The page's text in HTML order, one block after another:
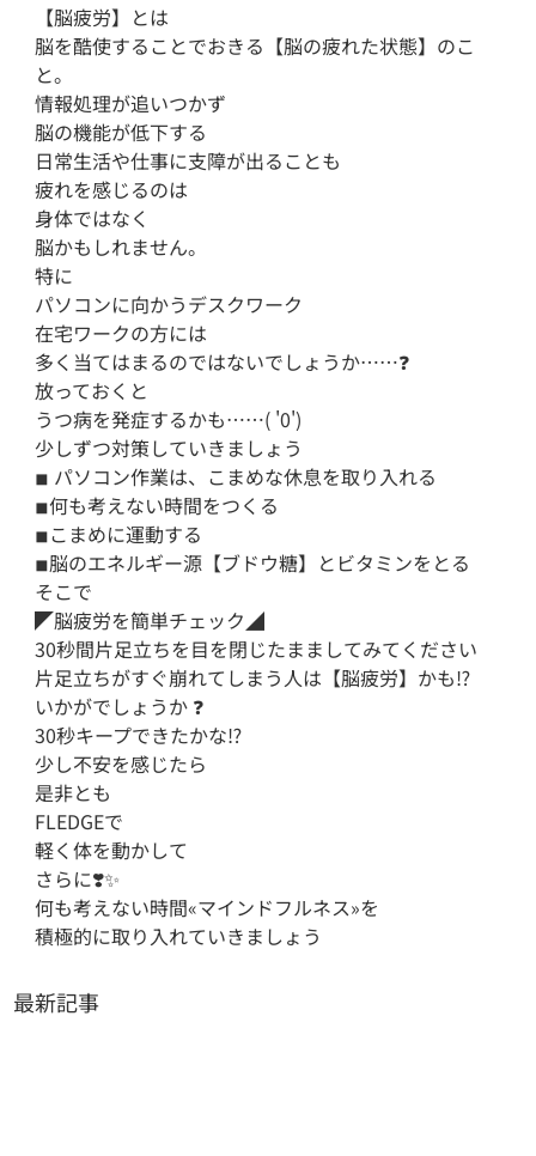
【脳疲労】とは
脳を酷使することでおきる【脳の疲れた状態】のこ
と。
情報処理が追いつかず
脳の機能が低下する
日常生活や仕事に支障が出ることも
疲れを感じるのは
身体ではなく
脳かもしれません。
特に
パソコンに向かうデスクワーク
在宅ワークの方には
多く当てはまるのではないでしょうか……❓
放っておくと
うつ病を発症するかも……( '0')
少しずつ対策していきましょう
◾︎ パソコン作業は、こまめな休息を取り入れる
◾︎何も考えない時間をつくる
◾︎こまめに運動する
◾︎脳のエネルギー源【ブドウ糖】とビタミンをとる
そこで
◤脳疲労を簡単チェック◢
30秒間片足立ちを目を閉じたまましてみてください
片足立ちがすぐ崩れてしまう人は【脳疲労】かも⁉️
いかがでしょうか ❓
30秒キープできたかな⁉️
少し不安を感じたら
是非とも
FLEDGEで
軽く体を動かして
さらに❣️✨️
何も考えない時間«マインドフルネス»を
積極的に取り入れていきましょう
最新記事